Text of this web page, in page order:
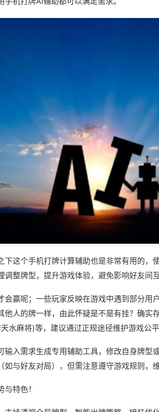
下这个手机打牌计算辅助也是非常有用的，
调整牌型，提升游戏体验，避免影响好友间互
会赢呢；一些玩家反映在游戏中遇到部分用
他人的牌一样，由此怀疑是不是有挂？确实
水麻将)等，建议通过正规途径维护游戏公平
输入需求生成专用辅助工具，修改自身牌型
如与好友对局），但需注意遵守游戏规则，
特色！